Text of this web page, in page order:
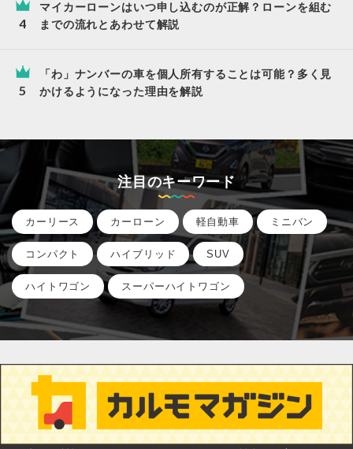
マイカーローンはいつ申し込むのが正解？ローンを組む
までの流れとあわせて解説
「わ」ナンバーの車を個人所有することは可能？多く見
かけるようになった理由を解説
注目のキーワード
カーリース カーローン 軽自動車 ミニバン
コンパクト ハイブリッド SUV
ハイトワゴン スーパーハイトワゴン